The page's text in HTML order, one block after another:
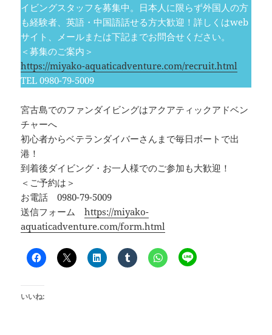
イビングスタッフを募集中。日本人に限らず外国人の方
も経験者、英語・中国語話せる方大歓迎！詳しくはweb
サイト、メールまたは下記までお問合せください。
＜募集のご案内＞
https://miyako-aquaticadventure.com/recruit.html
TEL 0980-79-5009
宮古島でのファンダイビングはアクアティックアドベン
チャーへ
初心者からベテランダイバーさんまで毎日ボートで出
港！
到着後ダイビング・お一人様でのご参加も大歓迎！
＜ご予約は＞
お電話 0980-79-5009
送信フォームhttps://miyako-
aquaticadventure.com/form.html
いいね: